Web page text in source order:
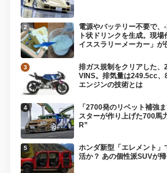
電源やバッテリー不要で
ト状ドリンクを生成。現
イススラリーメーカー」が
排ガス規制をクリアした、
VINS。排気量は249.5cc
エンジンの技術とは
「2700発のリベット補強
スターが作り上げた700馬
R”
ホンダ新型「エレメント」
活か？ あの個性派SUVが